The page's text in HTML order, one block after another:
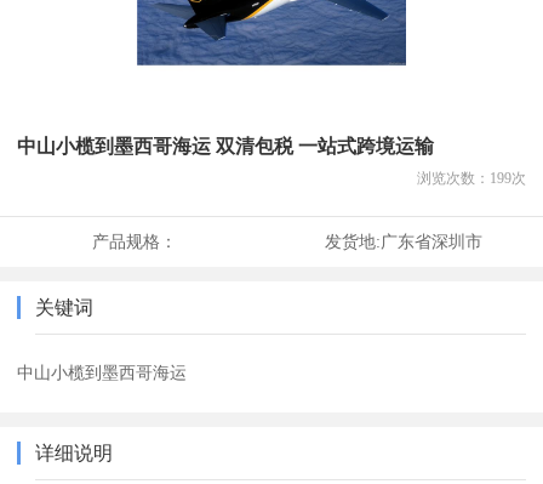
中山小榄到墨西哥海运 双清包税 一站式跨境运输
浏览次数： 199次
产品规格： 发货地:广东省深圳市
关键词
中山小榄到墨西哥海运
详细说明